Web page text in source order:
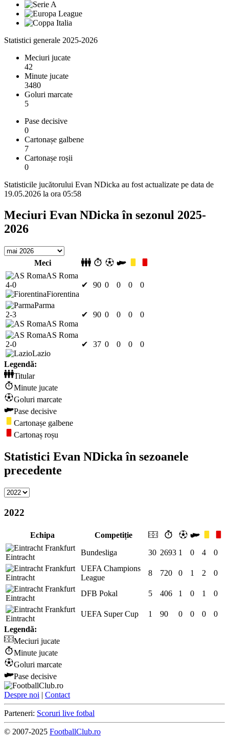
Statistici generale 2025-2026
Meciuri jucate
42
Minute jucate
3480
Goluri marcate
5
Pase decisive
0
Cartonașe galbene
7
Cartonașe roșii
0
Statisticile jucătorului Evan NDicka au fost actualizate pe data de
19.05.2026 la ora 05:58
Meciuri Evan NDicka în sezonul 2025-
2026
Meci
AS Roma
4-0
Fiorentina
✔ 90 0 0 0 0
Parma
2-3
AS Roma
✔ 90 0 0 0 0
AS Roma
2-0
Lazio
✔ 37 0 0 0 0
Legendă:
Titular
Minute jucate
Goluri marcate
Pase decisive
Cartonașe galbene
Cartonaș roșu
Statistici Evan NDicka în sezoanele
precedente
2022
Echipa Competiție
Eintracht
Bundesliga 30 2693 1 0 4 0
Eintracht
UEFA Champions
League
8 720 0 1 2 0
Eintracht
DFB Pokal 5 406 1 0 1 0
Eintracht
UEFA Super Cup 1 90 0 0 0
0
Legendă:
Meciuri jucate
Minute jucate
Goluri marcate
Pase decisive
Despre noi | Contact
Parteneri: Scoruri live fotbal
© 2007-2025 FootballClub.ro